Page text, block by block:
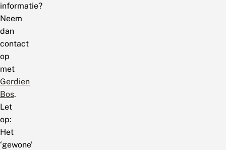
informatie?
Neem
dan
contact
op
met
Gerdien
Bos.
Let
op:
Het
‘gewone’